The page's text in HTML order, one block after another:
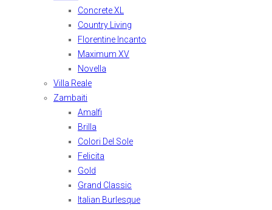
Concrete XL
Country Living
Florentine Incanto
Maximum XV
Novella
Villa Reale
Zambaiti
Amalfi
Brilla
Colori Del Sole
Felicita
Gold
Grand Classic
Italian Burlesque